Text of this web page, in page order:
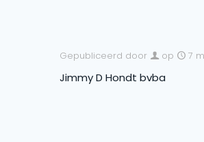
Gepubliceerd door op 7
Jimmy D Hondt bvba